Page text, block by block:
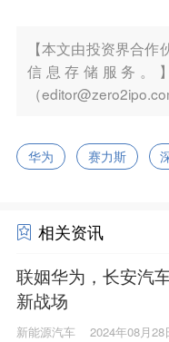
【本文由投资界合
信息存储服务。
（
华为 赛力斯
相关资讯
联姻华为，长安汽
新战场
新能源汽车 2024年08月28